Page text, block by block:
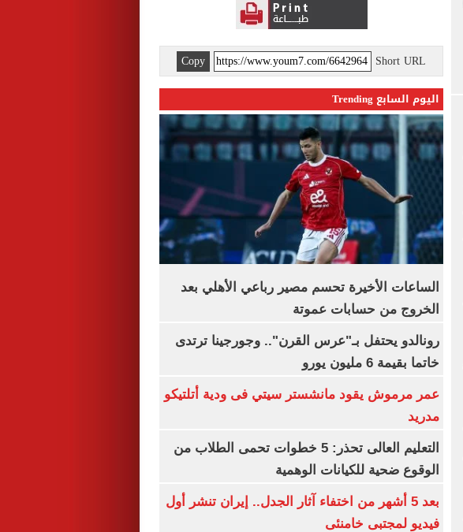
Short URL
Copy
اليوم السابع Trending
الساعات الأخيرة تحسم مصير رباعي الأهلي بعد
الخروج من حسابات عموتة
رونالدو يحتفل بـ"عرس القرن".. وجورجينا ترتدى
خاتما بقيمة 6 مليون يورو
عمر مرموش يقود مانشستر سيتي فى ودية أتلتيكو
مدريد
التعليم العالى تحذر: 5 خطوات تحمى الطلاب من
الوقوع ضحية للكيانات الوهمية
بعد 5 أشهر من اختفاء آثار الجدل.. إيران تنشر أول
فيديو لمجتبى خامنئى